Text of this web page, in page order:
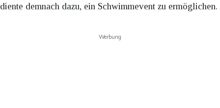
diente demnach dazu, ein Schwimmevent zu ermöglichen.
Werbung